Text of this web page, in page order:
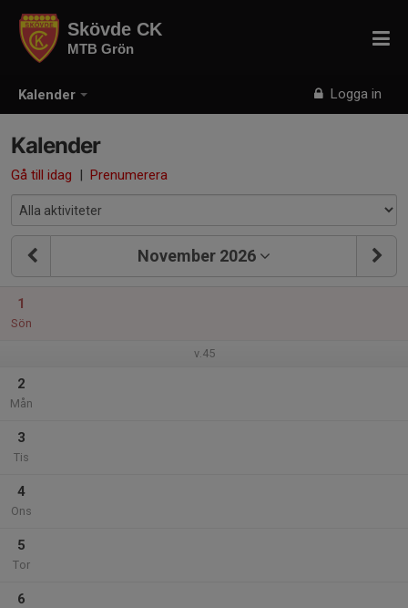
Kalender Logga in
Skövde CK
MTB Grön
Kalender
Gå till idag | Prenumerera
November 2026
1
Sön
v.45
2
Mån
3
Tis
4
Ons
5
Tor
6